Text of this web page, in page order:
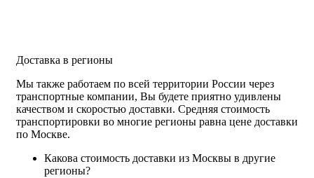
Доставка в регионы
Мы также работаем по всей территории России через
транспортные компании, Вы будете приятно удивлены
качеством и скоростью доставки. Средняя стоимость
транспортировки во многие регионы равна цене доставки
по Москве.
Какова стоимость доставки из Москвы в другие
регионы?